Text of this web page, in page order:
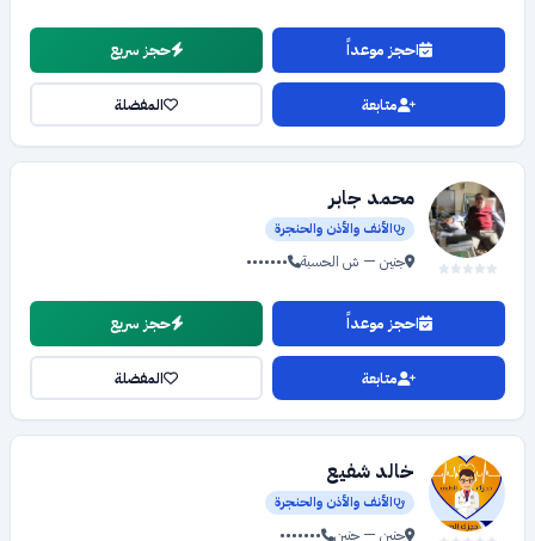
احجز موعداً حجز سريع
متابعة المفضلة
محمد جابر
الأنف والأذن والحنجرة
جنين — ش الحسبة •••••••
احجز موعداً حجز سريع
متابعة المفضلة
خالد شفيع
الأنف والأذن والحنجرة
جنين — جنين •••••••